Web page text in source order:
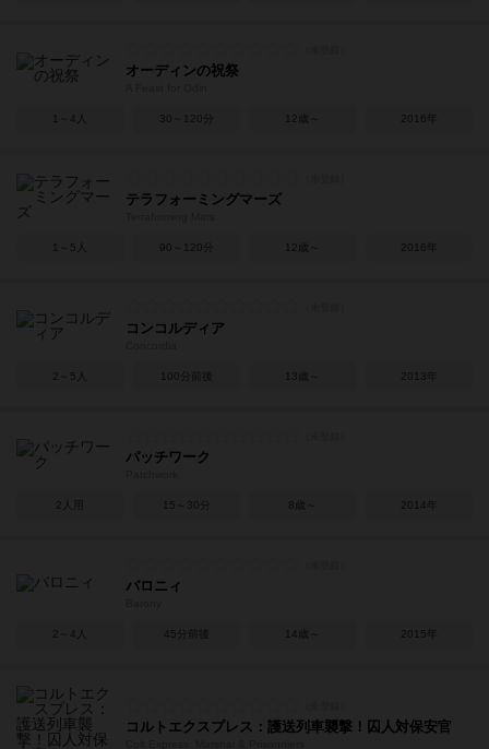
オーディンの祝祭
1～4人 30～120分 12歳～ 2016年
テラフォーミングマーズ
1～5人 90～120分 12歳～ 2016年
コンコルディア
2～5人 100分前後 13歳～ 2013年
パッチワーク
2人用 15～30分 8歳～ 2014年
バロニィ
2～4人 45分前後 14歳～ 2015年
コルトエクスプレス：護送列車襲撃！囚人対保安官